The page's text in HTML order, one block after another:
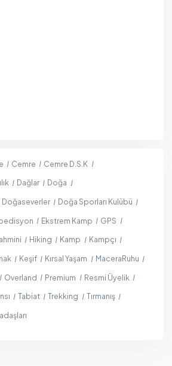
Cemre
Cemre D.S.K
Dağlar
Doğa
Doğaseverler
Doğa Sporları Kulübü
Ekstrem Kamp
GPS
Hiking Kamp
Kampçı
Keşif Kırsal Yaşam
MaceraRuhu
Overland Premium
Resmi Üyelik
Tabiat Trekking
Tırmanış